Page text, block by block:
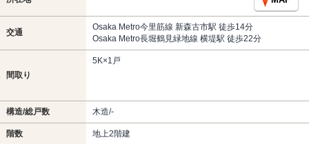
交通
Osaka Metro今里筋線 新森古市駅 徒歩14分
Osaka Metro長堀鶴見緑地線 横堤駅 徒歩22分
間取り
5K×1戸
構造/総戸数 木造/-
階数 地上2階建